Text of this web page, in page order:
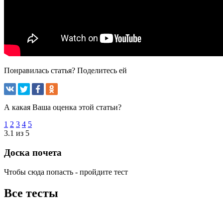
Понравилась статья? Поделитесь ей
А какая Ваша оценка этой статьи?
1 2 3 4 5
3.1 из 5
Доска почета
Чтобы сюда попасть - пройдите тест
Все тесты